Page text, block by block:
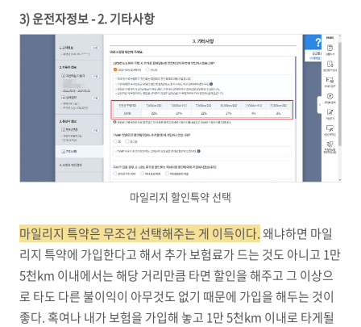
3) 운전자정보 - 2. 기타사항
마일리지 할인특약 선택
마일리지 특약은 무조건 선택해주는 게 이득이다.왜냐하면 마일
리지 특약에 가입한다고 해서 추가 보험료가 드는 것도 아니고 1만
5천km 이내에서는 해당 거리만큼 타면 할인을 해주고 그 이상으
로 타도 다른 불이익이 아무것도 없기 때문에 가입을 해두는 것이
좋다. 혹여나 내가 보험을 가입해 놓고 1만 5천km 이내로 타게될